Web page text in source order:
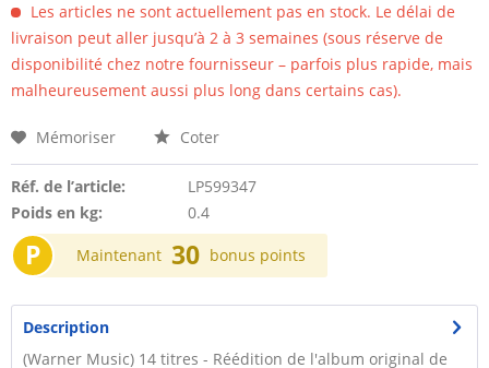
Les articles ne sont actuellement pas en stock. Le délai de
livraison peut aller jusqu’à 2 à 3 semaines (sous réserve de
disponibilité chez notre fournisseur – parfois plus rapide, mais
malheureusement aussi plus long dans certains cas).
Mémoriser Coter
Réf. de l’article:
LP599347
Poids en kg:
0.4
P Maintenant 30 bonus points
Description
(Warner Music) 14 titres - Réédition de l'album original de